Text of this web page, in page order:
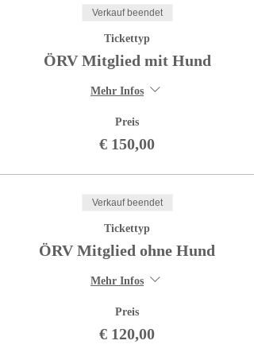
Verkauf beendet
Tickettyp
ÖRV Mitglied mit Hund
Mehr Infos
Preis
€ 150,00
Verkauf beendet
Tickettyp
ÖRV Mitglied ohne Hund
Mehr Infos
Preis
€ 120,00